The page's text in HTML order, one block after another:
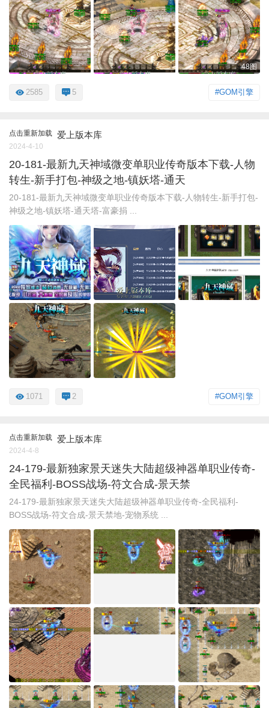
48图
#GOM引擎
2585 5
点击重新加载 爱上版本库
2024-4-10
20-181-最新九天神域微变单职业传奇版本下载-人物
转生-新手打包-神级之地-镇妖塔-通天
20-181-最新九天神域微变单职业传奇版本下载-人物转生-新手打包-
神级之地-镇妖塔-通天塔-富豪捐 ...
#GOM引擎
1071 2
点击重新加载 爱上版本库
2024-4-8
24-179-最新独家景天迷失大陆超级神器单职业传奇-
全民福利-BOSS战场-符文合成-景天禁
24-179-最新独家景天迷失大陆超级神器单职业传奇-全民福利-
BOSS战场-符文合成-景天禁地-宠物系统 ...